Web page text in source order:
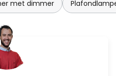
met dimmer